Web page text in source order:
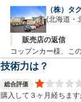
（株）タ
(北海道・
販売店の返信
コップンカー様、こ
ます！今後は楽しい
技術力は？
総合評価
購入して３ヶ月経ちま